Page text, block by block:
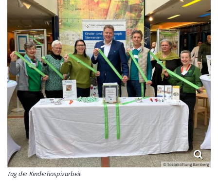
© Sozialstiftung Bamberg
Tag der Kinderhospizarbeit